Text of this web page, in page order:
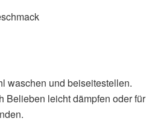
waschen und beiseitestellen.
Belieben leicht dämpfen oder für